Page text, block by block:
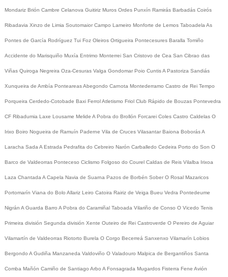
Mondariz Brión Cambre Celanova Guitiriz Muros Ordes Punxín Ramirás Barbadás Coirós
Ribadavia Xinzo de Limia Soutomaior Campo Lameiro Monforte de Lemos Taboadela As
Pontes de García Rodríguez Tui Foz Oleiros Ortigueira Pontecesures Baralla Tomiño
Accidente do Marisquiño Muxía Entrimo Monterrei San Cristovo de Cea San Cibrao das
Viñas Quiroga Negreira Oza-Cesuras Valga Gondomar Poio CuntisA Pastoriza Sandiás
Xunqueira de Ambía PonteareasAbegondo Carnota Montederramo Castro de Rei Tempo
Porqueira Cerdedo-Cotobade Baxi FerrolAtletismo Friol Club Rápido de Bouzas Pontevedra
CF Ribadumia Laxe Lousame Melide A Pobra do Brollón Forcarei Coles Castro Caldelas O
Irixo Boiro Nogueira de Ramuín Paderne Vila de Cruces Vilasantar Baiona BoborásA
Laracha Sada A Estrada Pedrafita do Cebreiro Narón Carballedo Cedeira Porto do Son O
Barco de Valdeorras Ponteceso Ciclismo Folgoso do Courel Caldas de Reis Vilalba Irixoa
Laza Chantada A Capela Navia de Suarna Pazos de Borbén Sober O Rosal Mazaricos
Portomarín Viana do Bolo Allariz Leiro Catoira Rairiz de Veiga Bueu Vedra Pontedeume
Nigrán A Guarda Barro A Pobra do Caramiñal Taboada Vilariño de Conso O Vicedo Tenis
Primeira división Segunda división Xente Outeiro de Rei Castroverde O Pereiro de Aguiar
Vilamartín de Valdeorras Riotorto Burela O Corgo Becerreá Sanxenxo Vilamarín Lobios
Bergondo A Gudiña Manzaneda Valdoviño O Valadouro Malpica de Bergantiños Santa
Comba Mañón Camiño de Santiago Arbo A Fonsagrada Mugardos Fisterra Fene Avión